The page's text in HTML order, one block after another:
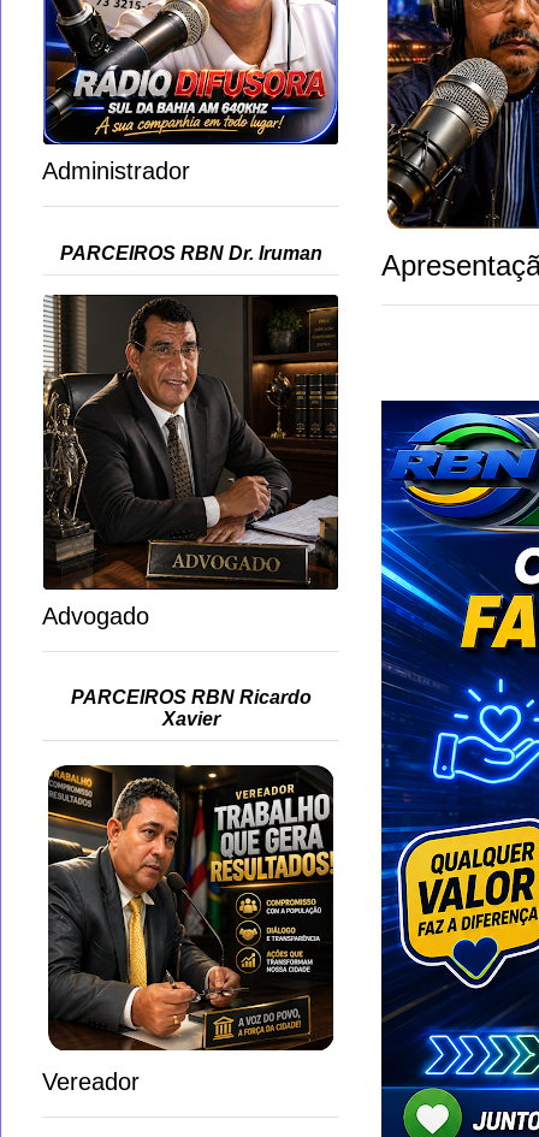
Administrador
PARCEIROS RBN Dr. Iruman
Advogado
PARCEIROS RBN Ricardo
Xavier
Vereador